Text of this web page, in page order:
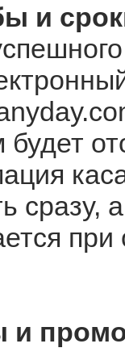
и
будет
сразу,
и